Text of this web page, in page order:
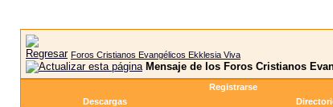
Foros Cristianos Evangélicos Ekklesia Viva
Mensaje de los Foros Cristianos
Registrarse
Descargas